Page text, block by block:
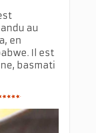
au
en
Il est
basmati